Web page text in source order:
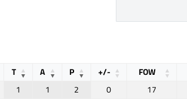
T A P +/- FOW
1 1 2 0 17